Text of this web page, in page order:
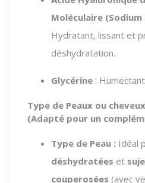
Moléculaire
Hydratant, lissant et
déshydratation.
Glycérine :
Type de Peaux ou
(Adapté pour un
Type de Peau : Idéal
déshydratées et
couperosées (avec